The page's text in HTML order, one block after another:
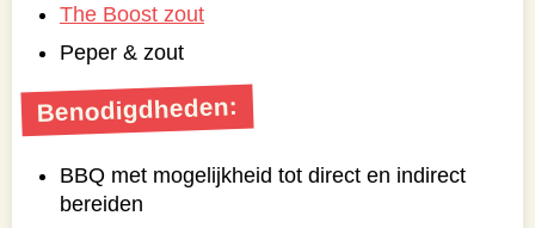
The Boost zout
Peper & zout
Benodigdheden:
BBQ met mogelijkheid tot direct en indirect
bereiden